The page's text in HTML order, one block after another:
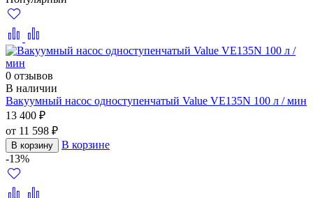
0 отзывов
В наличии
Вакуумный насос одноступенчатый Value VE135N 100 л / мин
13 400 ₽
от 11 598 ₽
В корзину
В корзине
-13%